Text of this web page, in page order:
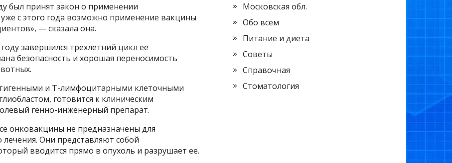
был принят закон о применении
с этого года возможно применение вакцины
— сказала она.
завершился трехлетний цикл ее
безопасность и хорошая переносимость
и Т-лимфоцитарными клеточными
готовится к клиническим
генно-инженерный препарат.
онковакцины не предназначены для
Они представляют собой
вводится прямо в опухоль и разрушает ее.
Московская обл.
Обо всем
Питание и диета
Советы
Справочная
Стоматология